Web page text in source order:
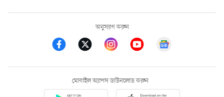
অনুসরণ করুন
মোবাইল অ্যাপস ডাউনলোড করুন